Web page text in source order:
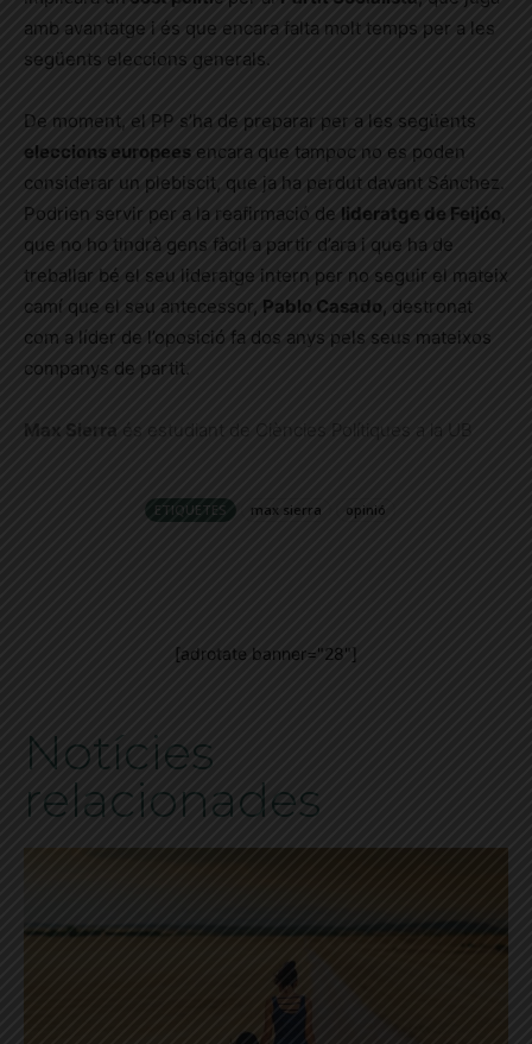
amb avantatge i és que encara falta molt temps per a les
següents eleccions generals.
De moment, el PP s’ha de preparar per a les següents
eleccions europees encara que tampoc no es poden
considerar un plebiscit, que ja ha perdut davant Sánchez.
Podrien servir per a la reafirmació de lideratge de Feijóo,
que no ho tindrà gens fàcil a partir d’ara i que ha de
treballar bé el seu lideratge intern per no seguir el mateix
camí que el seu antecessor, Pablo Casado, destronat
com a líder de l’oposició fa dos anys pels seus mateixos
companys de partit.
Max Sierra és estudiant de Ciències Polítiques a la UB
ETIQUETES max sierra opinió
[adrotate banner="28"]
Notícies
relacionades